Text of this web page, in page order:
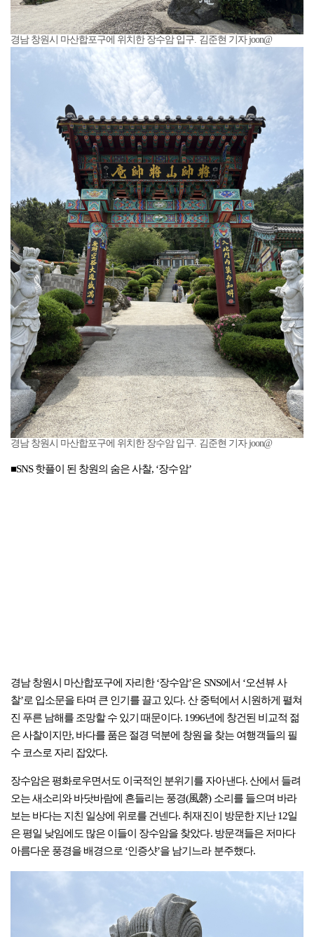
경남 창원시 마산합포구에 위치한 장수암 입구. 김준현 기자 joon@
경남 창원시 마산합포구에 위치한 장수암 입구. 김준현 기자 joon@
■SNS 핫플이 된 창원의 숨은 사찰, ‘장수암’
경남 창원시 마산합포구에 자리한 ‘장수암’은 SNS에서 ‘오션뷰 사
찰’로 입소문을 타며 큰 인기를 끌고 있다. 산 중턱에서 시원하게 펼쳐
진 푸른 남해를 조망할 수 있기 때문이다. 1996년에 창건된 비교적 젊
은 사찰이지만, 바다를 품은 절경 덕분에 창원을 찾는 여행객들의 필
수 코스로 자리 잡았다.
장수암은 평화로우면서도 이국적인 분위기를 자아낸다. 산에서 들려
오는 새소리와 바닷바람에 흔들리는 풍경(風磬) 소리를 들으며 바라
보는 바다는 지친 일상에 위로를 건넨다. 취재진이 방문한 지난 12일
은 평일 낮임에도 많은 이들이 장수암을 찾았다. 방문객들은 저마다
아름다운 풍경을 배경으로 ‘인증샷’을 남기느라 분주했다.